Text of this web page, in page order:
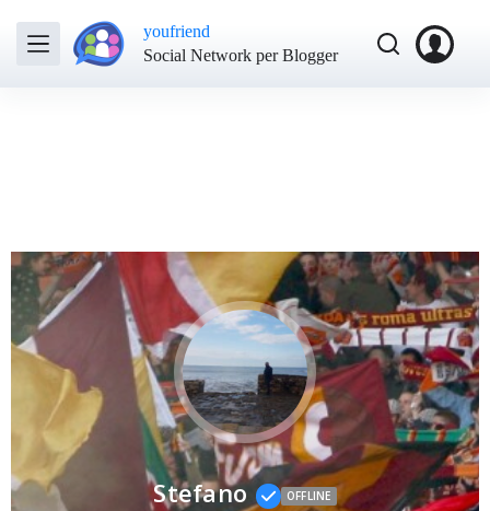
youfriend
Social Network per Blogger
Stefano OFFLINE